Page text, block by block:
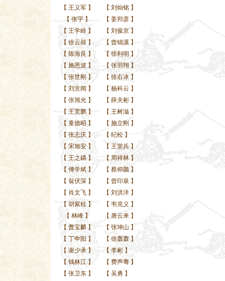
【 王义军】 【 刘灿铭 】
【 张宇】 【 姜邦彦 】
【 王学岭】 【 刘俊京 】
【 徐云叔 】 【 曾锦溪 】
【 陈海良 】 【 徐利明 】
【 施恩波】 【 张羽翔 】
【 张世刚 】 【 徐右冰 】
【 刘京闻 】 【 杨科云 】
【 张旭光】 【 薛夫彬 】
【 王宽鹏】 【 王树滋 】
【 童德昭 】 【 施立刚 】
【 张志庆】 【 纪松 】
【 宋旭安】 【 王堂兵 】
【 王之鏻】 【 周祥林 】
【 傅学斌】 【 蔡仰颜 】
【 翁伏深】 【 曾印泉 】
【 肖文飞】 【 刘洪洋 】
【 胡紫桂】 【 韦克义 】
【 林峰】 【 唐云来 】
【 曹宝麟】 【 张坤山 】
【 丁申阳 】 【 徐轰轰 】
【 谢少承】 【 李彬 】
【 钱林江】 【 费声骞 】
【 张卫东】 【 吴勇 】